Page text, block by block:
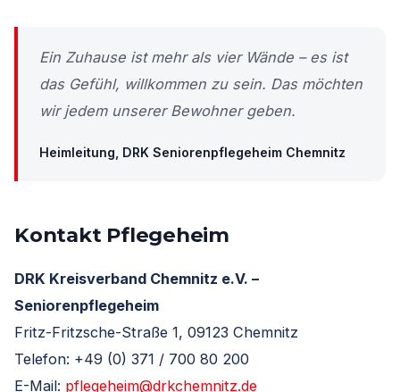
Ein Zuhause ist mehr als vier Wände – es ist
das Gefühl, willkommen zu sein. Das möchten
wir jedem unserer Bewohner geben.
Heimleitung, DRK Seniorenpflegeheim Chemnitz
Kontakt Pflegeheim
DRK Kreisverband Chemnitz e.V. –
Seniorenpflegeheim
Fritz-Fritzsche-Straße 1, 09123 Chemnitz
Telefon: +49 (0) 371 / 700 80 200
E-Mail: pflegeheim@drkchemnitz.de